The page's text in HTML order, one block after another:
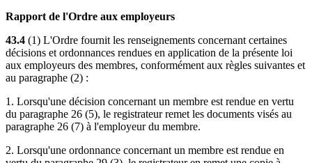
Rapport de l'Ordre aux employeurs
43.4 (1) L'Ordre fournit les renseignements concernant certaines
décisions et ordonnances rendues en application de la présente loi
aux employeurs des membres, conformément aux règles suivantes et
au paragraphe (2) :
1. Lorsqu'une décision concernant un membre est rendue en vertu
du paragraphe 26 (5), le registrateur remet les documents visés au
paragraphe 26 (7) à l'employeur du membre.
2. Lorsqu'une ordonnance concernant un membre est rendue en